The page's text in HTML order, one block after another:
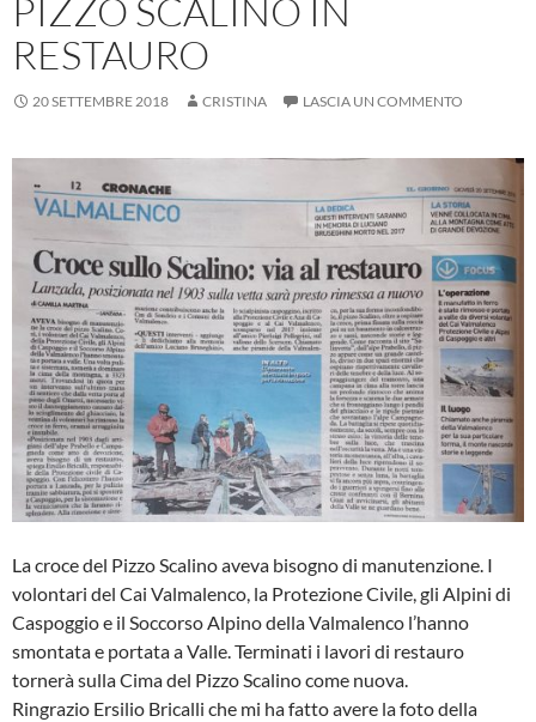
PIZZO SCALINO IN
RESTAURO
20 SETTEMBRE 2018 CRISTINA LASCIA UN COMMENTO
La croce del Pizzo Scalino aveva bisogno di manutenzione. I
volontari del Cai Valmalenco, la Protezione Civile, gli Alpini di
Caspoggio e il Soccorso Alpino della Valmalenco l’hanno
smontata e portata a Valle. Terminati i lavori di restauro
tornerà sulla Cima del Pizzo Scalino come nuova.
Ringrazio Ersilio Bricalli che mi ha fatto avere la foto della